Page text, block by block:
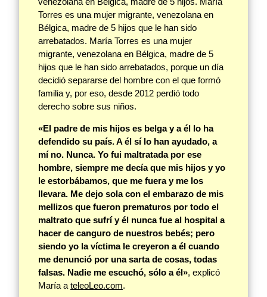
Torres es una mujer migrante, venezolana en
Bélgica, madre de 5 hijos que le han sido
arrebatados. María Torres es una mujer
migrante, venezolana en Bélgica, madre de 5
hijos que le han sido arrebatados, porque un día
decidió separarse del hombre con el que formó
familia y, por eso, desde 2012 perdió todo
derecho sobre sus niños.
«El padre de mis hijos es belga y a él lo ha
defendido su país. A él sí lo han ayudado, a
mí no. Nunca. Yo fui maltratada por ese
hombre, siempre me decía que mis hijos y yo
le estorbábamos, que me fuera y me los
llevara. Me dejo sola con el embarazo de mis
mellizos que fueron prematuros por todo el
maltrato que sufrí y él nunca fue al hospital a
hacer de canguro de nuestros bebés; pero
siendo yo la víctima le creyeron a él cuando
me denunció por una sarta de cosas, todas
falsas. Nadie me escuchó, sólo a él», explicó
María a teleoLeo.com.